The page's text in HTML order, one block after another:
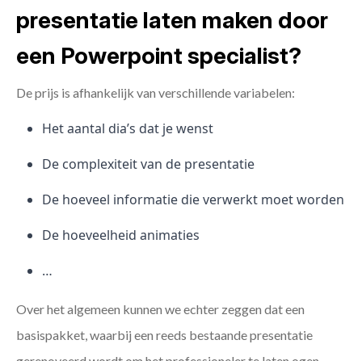
presentatie laten maken door
een Powerpoint specialist?
De prijs is afhankelijk van verschillende variabelen:
Het aantal dia’s dat je wenst
De complexiteit van de presentatie
De hoeveel informatie die verwerkt moet worden
De hoeveelheid animaties
…
Over het algemeen kunnen we echter zeggen dat een
basispakket, waarbij een reeds bestaande presentatie